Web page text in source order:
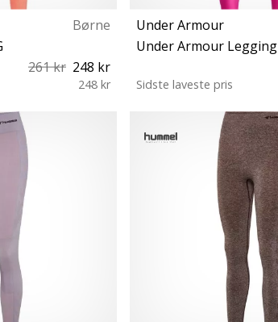
Børne
261 kr 248 kr
248 kr
Under Armour
Under Armour Legging
Sidste laveste pris
YXL